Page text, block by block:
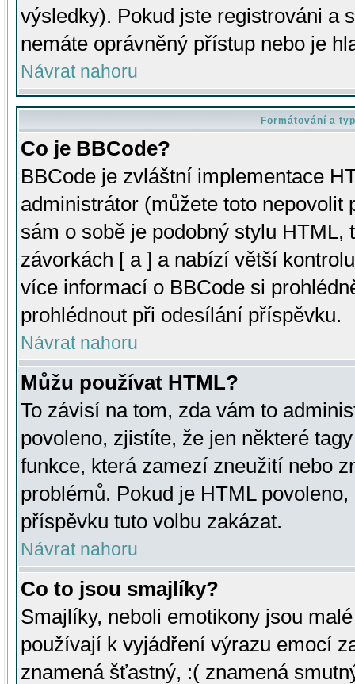
výsledky). Pokud jste registrováni a
nemáte oprávněný přístup nebo je
Návrat nahoru
Formátování a
Co je BBCode?
BBCode je zvláštní implementace
administrátor (můžete toto
sám o sobě je podobný stylu HTML,
závorkách [ a ] a nabízí větší
více informací o BBCode si
prohlédnout při odesílání příspěvku.
Návrat nahoru
Můžu používat HTML?
To závisí na tom, zda vám to
povoleno, zjistíte, že jen některé
funkce, která zamezí zneužití nebo
problémů. Pokud je HTML
příspěvku tuto volbu zakázat.
Návrat nahoru
Co to jsou smajlíky?
Smajlíky, neboli emotikony jsou
používají k vyjádření výrazu emocí
znamená šťastný, :( znamená